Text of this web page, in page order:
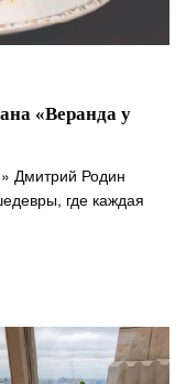
«Веранда у
Дмитрий Родин
где каждая